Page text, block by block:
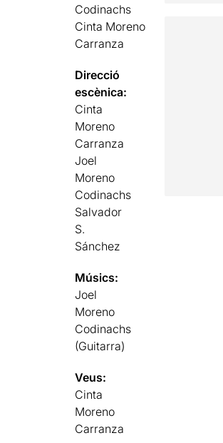
Codinachs
Cinta Moreno
Carranza
Direcció
escènica:
Cinta
Moreno
Carranza
Joel
Moreno
Codinachs
Salvador
S.
Sánchez
Músics:
Joel
Moreno
Codinachs
(Guitarra)
Veus:
Cinta
Moreno
Carranza